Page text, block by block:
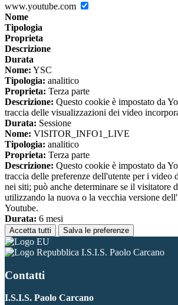
www.youtube.com
Nome
Tipologia
Proprieta
Descrizione
Durata
Nome: YSC
Tipologia: analitico
Proprieta: Terza parte
Descrizione: Questo cookie è impostato da
traccia delle visualizzazioni dei video
Durata: Sessione
Nome: VISITOR_INFO1_LIVE
Tipologia: analitico
Proprieta: Terza parte
Descrizione: Questo cookie è impostato da
traccia delle preferenze dell'utente per i video
nei siti; può anche determinare se il visitatore
utilizzando la nuova o la vecchia versione
Youtube.
Durata: 6 mesi
Accetta tutti Salva le preferenze
I.S.I.S. Paolo Carcano
Contatti
I.S.I.S. Paolo Carcano